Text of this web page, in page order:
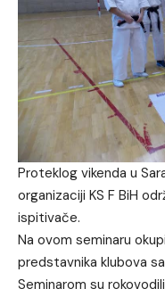
Proteklog vikenda u
organizaciji KS F BiH
ispitivače.
Na ovom seminaru
predstavnika klubova
Seminarom su